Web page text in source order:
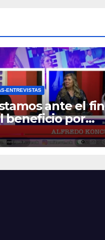
ENTREVISTAS
ante el fin
beneficio por
Fría?